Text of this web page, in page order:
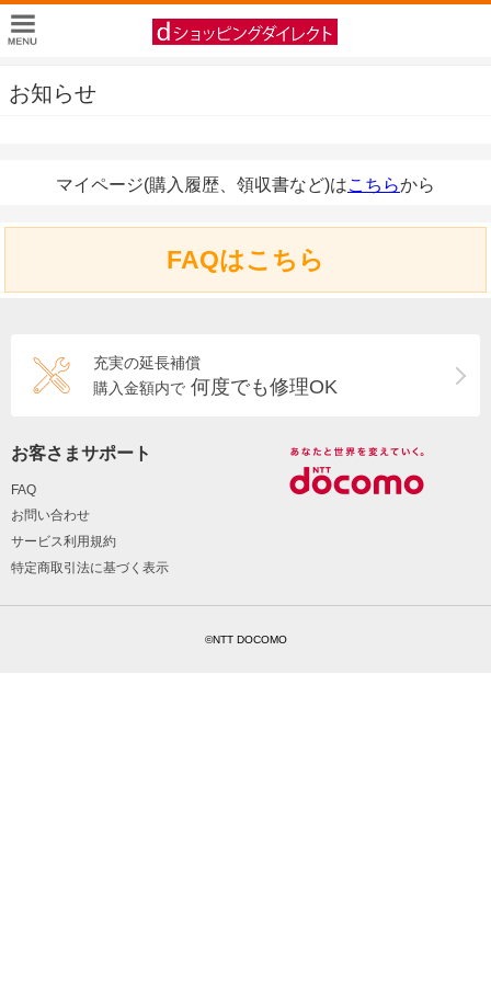
お知らせ
マイページ(購入履歴、領収書など)はこちらから
FAQはこちら
充実の延長補償
購入金額内で 何度でも修理OK
お客さまサポート
FAQ
お問い合わせ
サービス利用規約
特定商取引法に基づく表示
©NTT DOCOMO